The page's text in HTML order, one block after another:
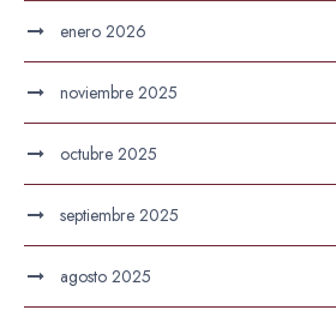
enero 2026
noviembre 2025
octubre 2025
septiembre 2025
agosto 2025